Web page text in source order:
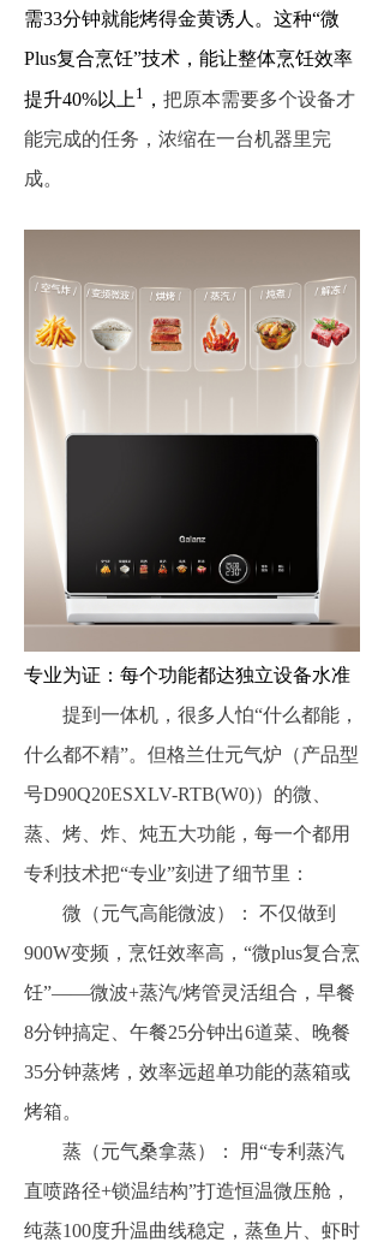
需33分钟就能烤得金黄诱人。这种“微
Plus复合烹饪”技术 ，能让整体烹饪效率
提升40%以上 1 ， 把原本需要多个设备才
能完成的任务，浓缩在一台机器里完
成。
专业为证：每个功能都达独立设备水准
提到一体机，很多人怕“什么都能，
什么都不精”。但格兰仕元气炉（产品型
号D90Q20ESXLV-RTB(W0)）的微、
蒸、烤、炸、炖五大功能，每一个都用
专利技术把“专业”刻进了细节里：
微（元气高能微波）：​ 不仅做到
900W变频，烹饪效率高，“微plus复合烹
饪”——微波+蒸汽/烤管灵活组合，早餐
8分钟搞定、午餐25分钟出6道菜、晚餐
35分钟蒸烤，效率远超单功能的蒸箱或
烤箱。
蒸（元气桑拿蒸）：​ 用“专利蒸汽
直喷路径+锁温结构”打造恒温微压舱，
纯蒸100度升温曲线稳定，蒸鱼片、虾时